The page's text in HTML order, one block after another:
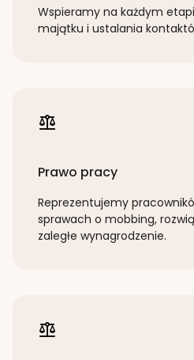
Wspieramy na każdym
majątku i ustalania
Prawo pracy
Reprezentujemy
sprawach o mobbing,
zaległe wynagrodzenie.